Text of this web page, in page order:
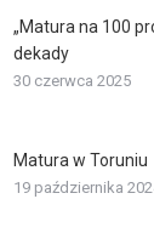
„Matura na 100
dekady
30 czerwca 2025
Matura w Toruniu
19 października